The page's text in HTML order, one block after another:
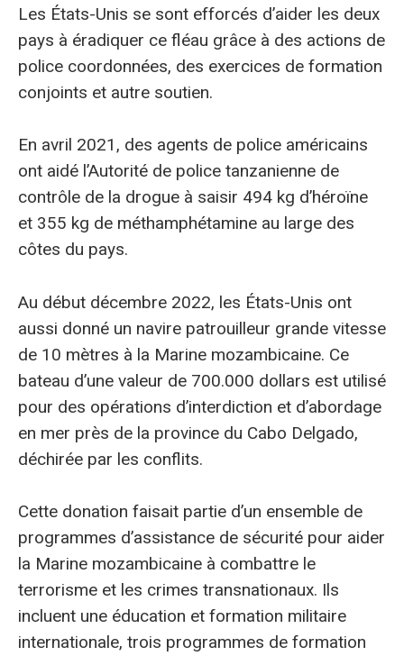
Les États-Unis se sont efforcés d’aider les deux
pays à éradiquer ce fléau grâce à des actions de
police coordonnées, des exercices de formation
conjoints et autre soutien.
En avril 2021, des agents de police américains
ont aidé l’Autorité de police tanzanienne de
contrôle de la drogue à saisir 494 kg d’héroïne
et 355 kg de méthamphétamine au large des
côtes du pays.
Au début décembre 2022, les États-Unis ont
aussi donné un navire patrouilleur grande vitesse
de 10 mètres à la Marine mozambicaine. Ce
bateau d’une valeur de 700.000 dollars est utilisé
pour des opérations d’interdiction et d’abordage
en mer près de la province du Cabo Delgado,
déchirée par les conflits.
Cette donation faisait partie d’un ensemble de
programmes d’assistance de sécurité pour aider
la Marine mozambicaine à combattre le
terrorisme et les crimes transnationaux. Ils
incluent une éducation et formation militaire
internationale, trois programmes de formation